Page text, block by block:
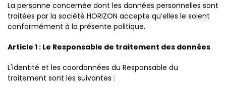
La personne concernée dont les données personnelles sont
traitées par la société HORIZON accepte qu’elles le soient
conformément à la présente politique.
Article 1 : Le Responsable de traitement des données
L'identité et les coordonnées du Responsable du
traitement sont les suivantes :